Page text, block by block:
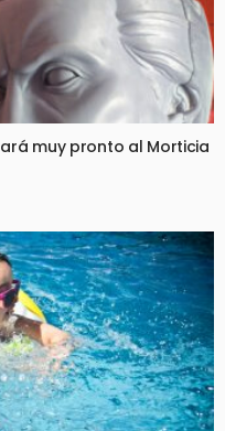
muy pronto al Morticia